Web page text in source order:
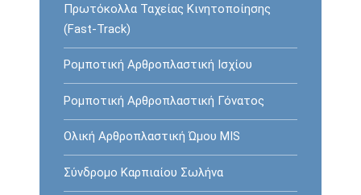
Πρωτόκολλα Ταχείας Κινητοποίησης
(Fast-Track)
Ρομποτική Αρθροπλαστική Ισχίου
Ρομποτική Αρθροπλαστική Γόνατος
Ολική Αρθροπλαστική Ώμου MIS
Σύνδρομο Καρπιαίου Σωλήνα